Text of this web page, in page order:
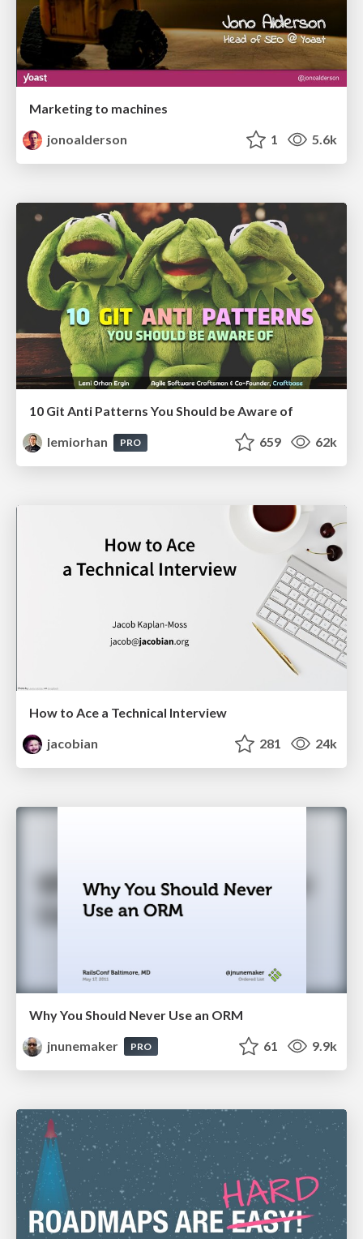
Marketing to machines
jonoalderson
1 5.6k
10 Git Anti Patterns You Should be Aware of
lemiorhan
PRO 659 62k
How to Ace a Technical Interview
jacobian
281 24k
Why You Should Never Use an ORM
jnunemaker
PRO 61 9.9k